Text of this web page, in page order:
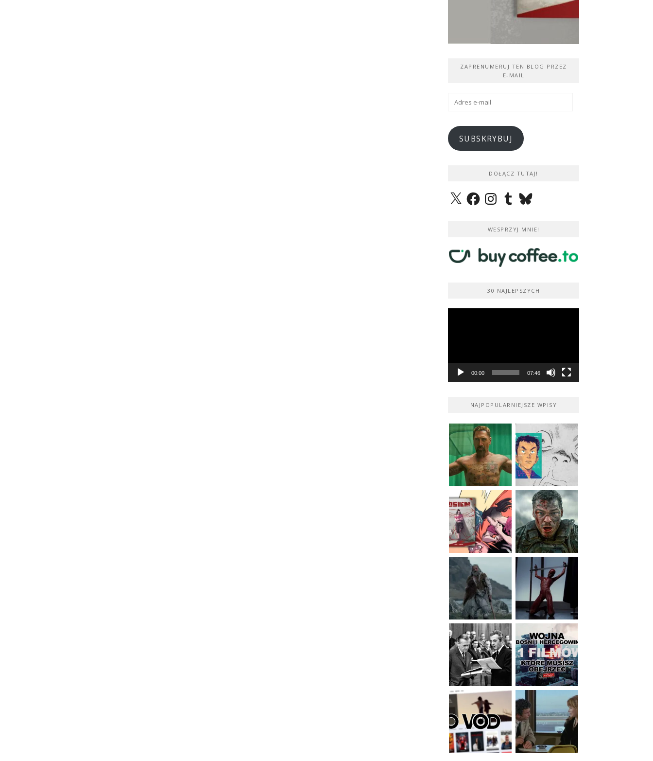
ZAPRENUMERUJ TEN BLOG PRZEZ
E-MAIL
Adres
SUBSKRYBUJ
DOŁĄCZ TUTAJ!
X FacebookInstagramTumblrBluesky
WESPRZYJ MNIE!
30 NAJLEPSZYCH
00:00 07:46
NAJPOPULARNIEJSZE WPISY